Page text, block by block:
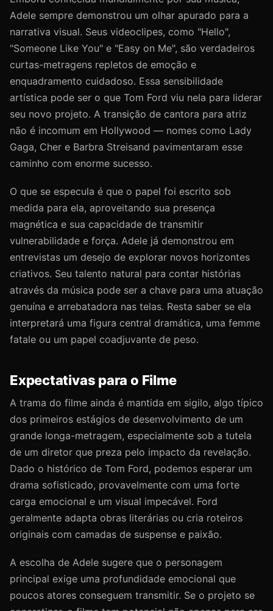
Adele sempre demonstrou um olhar apurado para a
narrativa visual. Seus videoclipes, como "Hello",
"Someone Like You" e "Easy on Me", são verdadeiros
curtas-metragens repletos de emoção e
enquadramento cuidadoso. Essa sensibilidade
artística pode ser o que Tom Ford viu nela para liderar
seu novo projeto. A transição de cantora para atriz
não é incomum em Hollywood — nomes como Lady
Gaga, Cher e Barbra Streisand pavimentaram esse
caminho com enorme sucesso.
O que se especula é que o papel foi escrito sob
medida para ela, aproveitando sua presença
magnética e sua capacidade de transmitir
vulnerabilidade e força. Adele já demonstrou em
entrevistas um desejo de explorar novos horizontes
criativos. Seu talento natural para contar histórias
através da música pode ser a chave para uma atuação
genuína e arrebatadora nas telas. Resta saber se ela
interpretará uma figura central dramática, uma femme
fatale ou um papel coadjuvante de peso.
Expectativas para o Filme
A trama do filme ainda é mantida em sigilo, algo típico
dos primeiros estágios de desenvolvimento de um
grande longa-metragem, especialmente sob a tutela
de um diretor que preza pelo impacto da revelação.
Dado o histórico de Tom Ford, podemos esperar um
drama sofisticado, provavelmente com uma forte
carga emocional e um visual impecável. Ford
geralmente adapta obras literárias ou cria roteiros
originais com camadas de suspense e paixão.
A escolha de Adele sugere que o personagem
principal exige uma profundidade emocional que
poucos atores conseguem transmitir. Se o projeto se